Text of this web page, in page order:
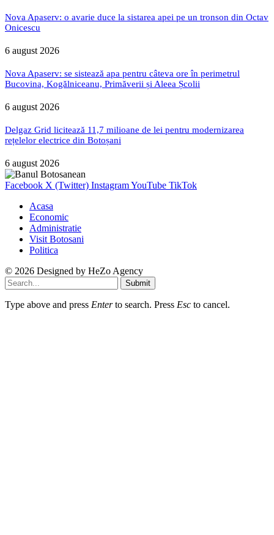
Nova Apaserv: o avarie duce la sistarea apei pe un tronson din Octav
Onicescu
6 august 2026
Nova Apaserv: se sistează apa pentru câteva ore în perimetrul
Bucovina, Kogălniceanu, Primăverii și Aleea Școlii
6 august 2026
Delgaz Grid licitează 11,7 milioane de lei pentru modernizarea
rețelelor electrice din Botoșani
6 august 2026
Facebook X (Twitter) InstagramYouTube TikTok
Acasa
Economic
Administratie
Visit Botosani
Politica
© 2026 Designed by HeZo Agency
Submit
Type above and press Enterto search. Press Esc to cancel.